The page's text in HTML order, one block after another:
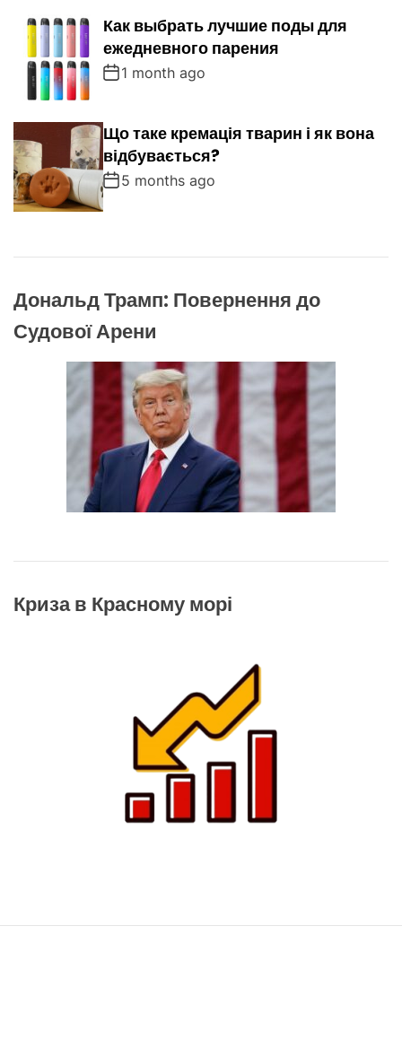
Как выбрать лучшие поды для
ежедневного парения
1 month ago
Що таке кремація тварин і як вона
відбувається?
5 months ago
Дональд Трамп: Повернення до
Судової Арени
Криза в Красному морі